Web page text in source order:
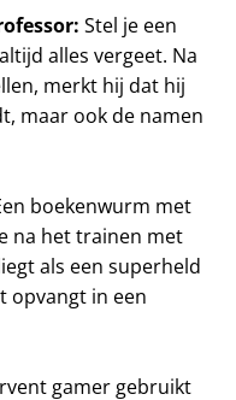
Stel je een
alles vergeet. Na
merkt hij dat hij
maar ook de namen
boekenwurm met
na het trainen met
als een superheld
opvangt in een
gamer gebruikt